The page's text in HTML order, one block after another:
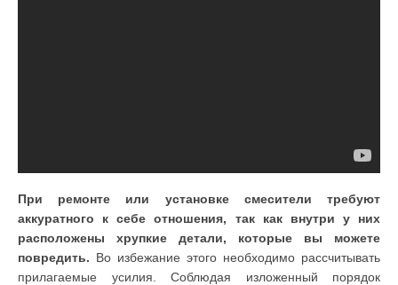
При ремонте или установке смесители требуют
аккуратного к себе отношения, так как внутри у них
расположены хрупкие детали, которые вы можете
повредить. Во избежание этого необходимо рассчитывать
прилагаемые усилия. Соблюдая изложенный порядок